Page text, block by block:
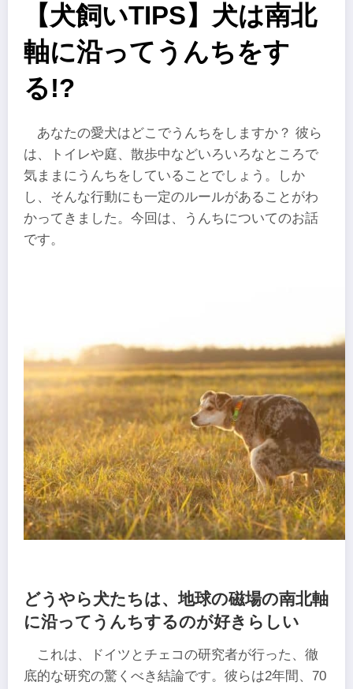
【犬飼いTIPS】犬は南北
軸に沿ってうんちをす
る!?
あなたの愛犬はどこでうんちをしますか？ 彼ら
は、トイレや庭、散歩中などいろいろなところで
気ままにうんちをしていることでしょう。しか
し、そんな行動にも一定のルールがあることがわ
かってきました。今回は、うんちについてのお話
です。
どうやら犬たちは、地球の磁場の南北軸
に沿ってうんちするのが好きらしい
これは、ドイツとチェコの研究者が行った、徹
底的な研究の驚くべき結論です。彼らは2年間、70